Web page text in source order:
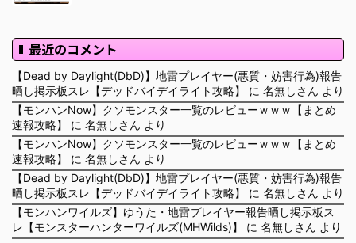
最近のコメント
【Dead by Daylight(DbD)】地雷プレイヤー(悪質・妨害行為)報告
晒し掲示板スレ【デッドバイデイライト攻略】
に 名無しさん より
【モンハンNow】クソモンスター一覧のレビューｗｗｗ【まとめ
速報攻略】
に 名無しさん より
【モンハンNow】クソモンスター一覧のレビューｗｗｗ【まとめ
速報攻略】
に 名無しさん より
【Dead by Daylight(DbD)】地雷プレイヤー(悪質・妨害行為)報告
晒し掲示板スレ【デッドバイデイライト攻略】
に 名無しさん より
【モンハンワイルズ】ゆうた・地雷プレイヤー報告晒し掲示板ス
レ【モンスターハンターワイルズ(MHWilds)】
に 名無しさん より